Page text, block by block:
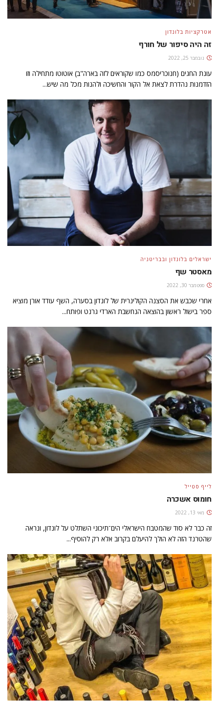
אטרקציות בלונדון
זה היה סיפור של חורף
נובמבר 25, 2022
עונת החגים (חנוכריסמס כמו שקוראים לזה בארה"ב) אוטוטו מתחילה וזו
הזדמנות נהדרת לצאת אל הקור והחשיכה ולהנות מכל מה שיש...
ישראלים בלונדון ובבריטניה
מאסטר שף
ספטמבר 30, 2022
אחרי שכבש את הסצנה הקולינרית של לונדון בסערה, השף עודד אורן מוציא
ספר בישול ראשון בהוצאה הנחשבת הארדי גרנט ופותח...
לייף סטייל
חומוס אשכרה
מאי 13, 2022
זה כבר לא סוד שהמטבח הישראלי הים־תיכוני השתלט על לונדון, ונראה
שהטרנד הזה לא הולך להיעלם בקרוב אלא רק להוסיף...